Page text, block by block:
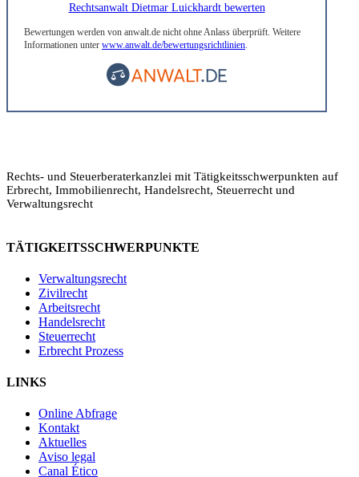
Rechtsanwalt Dietmar Luickhardt bewerten
Bewertungen werden von anwalt.de nicht ohne Anlass überprüft. Weitere
Informationen unter www.anwalt.de/bewertungsrichtlinien.
Rechts- und Steuerberaterkanzlei mit Tätigkeitsschwerpunkten auf
Erbrecht, Immobilienrecht, Handelsrecht, Steuerrecht und
Verwaltungsrecht
TÄTIGKEITSSCHWERPUNKTE
Verwaltungsrecht
Zivilrecht
Arbeitsrecht
Handelsrecht
Steuerrecht
Erbrecht Prozess
LINKS
Online Abfrage
Kontakt
Aktuelles
Aviso legal
Canal Ético
Legalium | Recht und Steuern Spanien
Sie wünschen sich rechtliche Sicherheit für Ihr
Vorhaben in Spanien?
Schreiben Sie uns kurz, worum es geht (z.B.
Immobilienkauf, Erbschaft, Firmengründung). Wir